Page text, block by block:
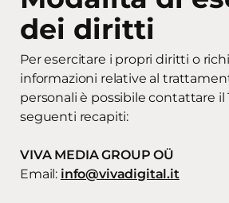
dei diritti
Per esercitare i propri diritti o
informazioni relative al
personali è possibile contattare il
seguenti recapiti:
VIVA MEDIA GROUP OÜ
Email: info@vivadigital.it